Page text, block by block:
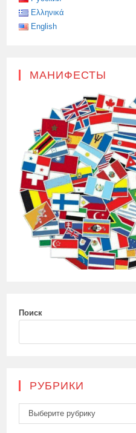
Ελληνικά
English
МАНИФЕСТЫ
Поиск
РУБРИКИ
Рубрики
Выберите рубрику